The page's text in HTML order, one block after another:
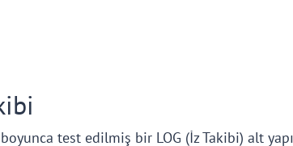
test edilmiş bir LOG (İz Takibi) alt